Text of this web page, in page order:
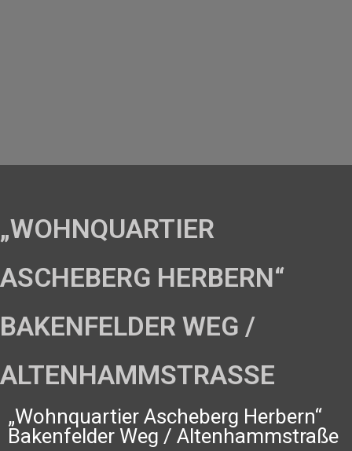
„WOHNQUARTIER
ASCHEBERG HERBERN“
BAKENFELDER WEG /
ALTENHAMMSTRASSE
„Wohnquartier Ascheberg Herbern“
Bakenfelder Weg / Altenhammstraße